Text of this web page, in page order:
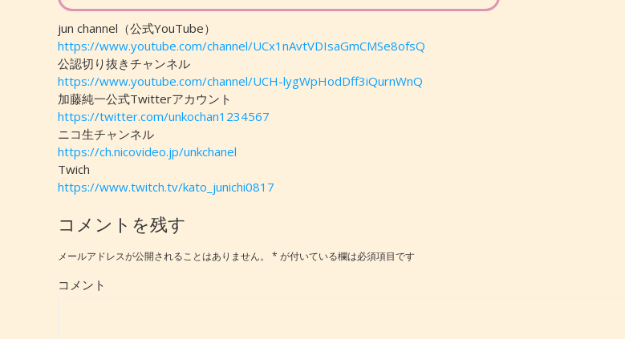
jun channel（公式YouTube）
https://www.youtube.com/channel/UCx1nAvtVDIsaGmCMSe8ofsQ
公認切り抜きチャンネル
https://www.youtube.com/channel/UCH-lygWpHodDff3iQurnWnQ
加藤純一公式Twitterアカウント
https://twitter.com/unkochan1234567
ニコ生チャンネル
https://ch.nicovideo.jp/unkchanel
Twich
https://www.twitch.tv/kato_junichi0817
コメントを残す
メールアドレスが公開されることはありません。 * が付いている欄は必須項目です
コメント